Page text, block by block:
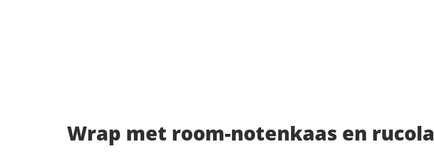
Wrap met room-notenkaas en rucola